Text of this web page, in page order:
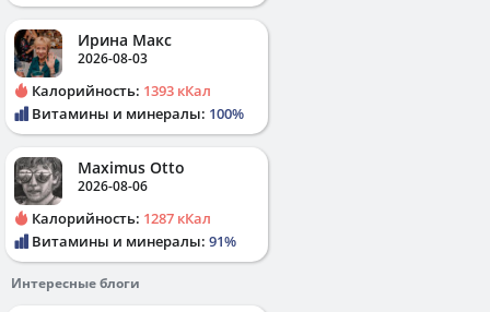
Ирина Макс
2026-08-03
Калорийность: 1393 кКал
Витамины и минералы: 100%
Maximus Otto
2026-08-06
Калорийность: 1287 кКал
Витамины и минералы: 91%
Интересные блоги